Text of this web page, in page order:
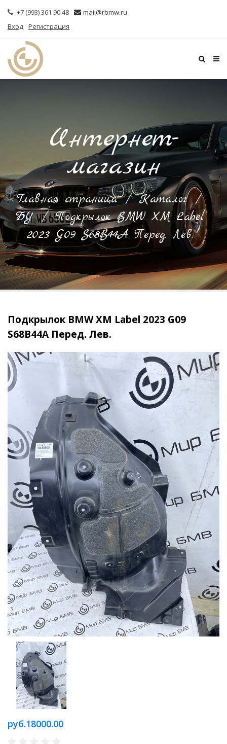
+7 (993) 361 90 48
mail@rbmw.ru
Вход Регистрация
Интернет-
магазин
Главная страница /Каталог /
БУ /Подкрылок BMW XM Label
2023 G09 S68B44A Перед. Лев.
Подкрылок BMW XM Label 2023 G09
S68B44A Перед. Лев.
руб.18000.00